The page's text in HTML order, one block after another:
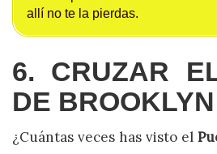
allí no te la pierdas.
6. CRUZAR
DE
¿Cuántas veces has visto el